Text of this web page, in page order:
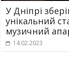
У Дніпрі
унікальний
музичний
14.02.2023